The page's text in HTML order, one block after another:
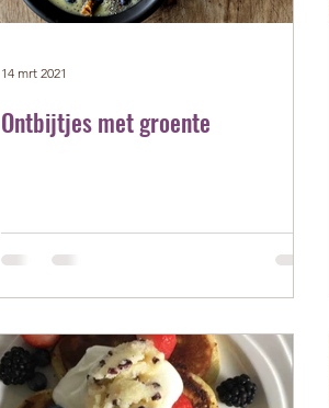
Ontbijtjes met groente
14 mrt 2021